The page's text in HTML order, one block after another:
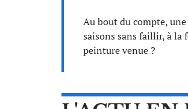
Au bout du compte, une
saisons sans faillir, à la
peinture venue ?